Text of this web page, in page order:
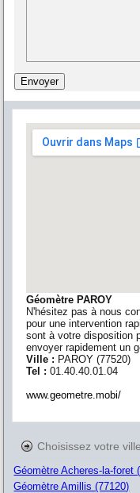
Géomètre PAROY
N'hésitez pas à nous
pour une intervention
sont à votre disposition
envoyer rapidement un
Ville : PAROY (77520)
Tel :01.40.40.01.04
www.geometre.mobi/
Choisissez votre ville
Géomètre Acheres-la-foret
Géomètre Amillis (77120)